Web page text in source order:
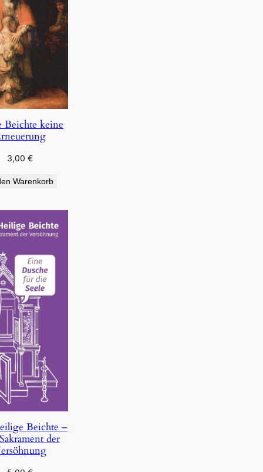
Beichte keine
3,00€
Warenkorb
Beichte –
der